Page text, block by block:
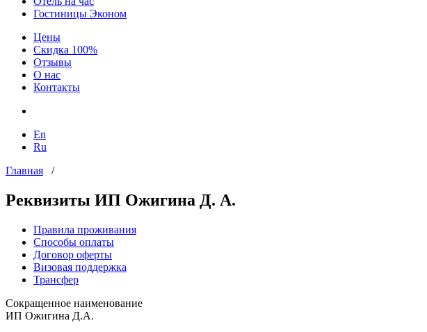
Гостиницы Эконом
Цены
Скидка 100%
Отзывы
О нас
Контакты
En
Ru
Главная /
Реквизиты ИП Ожигина Д. А.
Правила проживания
Способы оплаты
Договор оферты
Визовая поддержка
Трансфер
Сокращенное наименование
ИП Ожигина Д.А.